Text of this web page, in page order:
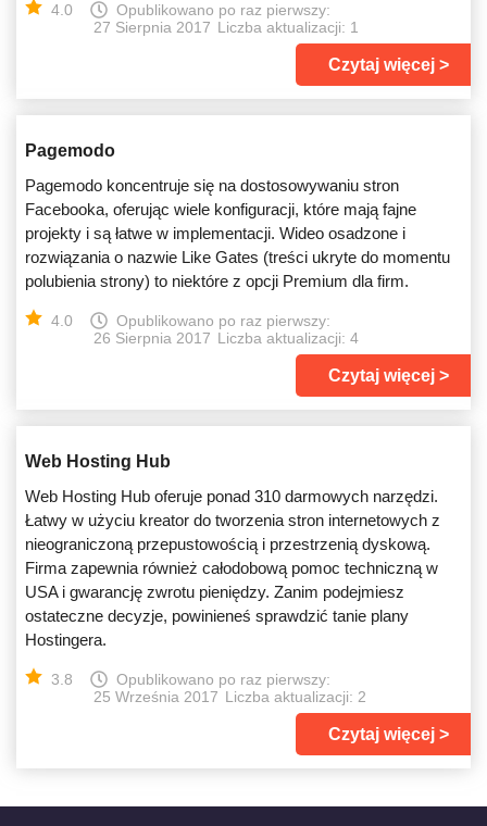
4.0
Opublikowano po raz pierwszy:
27 Sierpnia 2017 Liczba aktualizacji: 1
Czytaj więcej
Pagemodo
Pagemodo koncentruje się na dostosowywaniu stron
Facebooka, oferując wiele konfiguracji, które mają fajne
projekty i są łatwe w implementacji. Wideo osadzone i
rozwiązania o nazwie Like Gates (treści ukryte do momentu
polubienia strony) to niektóre z opcji Premium dla firm.
4.0
Opublikowano po raz pierwszy:
26 Sierpnia 2017 Liczba aktualizacji: 4
Czytaj więcej
Web Hosting Hub
Web Hosting Hub oferuje ponad 310 darmowych narzędzi.
Łatwy w użyciu kreator do tworzenia stron internetowych z
nieograniczoną przepustowością i przestrzenią dyskową.
Firma zapewnia również całodobową pomoc techniczną w
USA i gwarancję zwrotu pieniędzy. Zanim podejmiesz
ostateczne decyzje, powinieneś sprawdzić tanie plany
Hostingera.
3.8
Opublikowano po raz pierwszy:
25 Września 2017 Liczba aktualizacji: 2
Czytaj więcej